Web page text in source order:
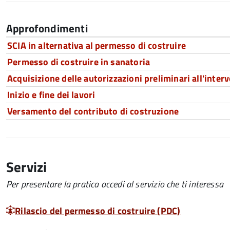
Approfondimenti
SCIA in alternativa al permesso di costruire
Permesso di costruire in sanatoria
Acquisizione delle autorizzazioni preliminari
Inizio e fine dei lavori
Versamento del contributo di costruzione
Servizi
Per presentare la pratica accedi al servizio che ti interessa
Rilascio del permesso di costruire (PDC)